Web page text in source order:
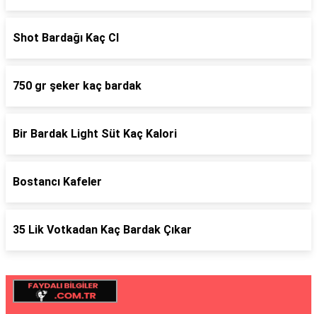
Shot Bardağı Kaç Cl
750 gr şeker kaç bardak
Bir Bardak Light Süt Kaç Kalori
Bostancı Kafeler
35 Lik Votkadan Kaç Bardak Çıkar